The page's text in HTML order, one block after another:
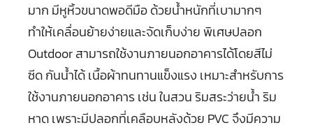
มาก มีหูหิ้วขนาดพอดีมือ ด้วยน้ำหนักที่เบามากๆ
ทำให้เคลื่อนย้ายง่ายและจัดเก็บง่าย พิเศษปลอก
Outdoor สามารถใช้งานภายนอกอาคารได้โดยสีไม่
ซีด กันน้ำได้ เนื้อผ้าทนทานแข็งแรง เหมาะสำหรับการ
ใช้งานภายนอกอาคาร เช่น ในสวน ริมสระว่ายน้ำ ริม
หาด เพราะมีปลอกที่เคลือบหลังด้วย PVC จึงมีความ